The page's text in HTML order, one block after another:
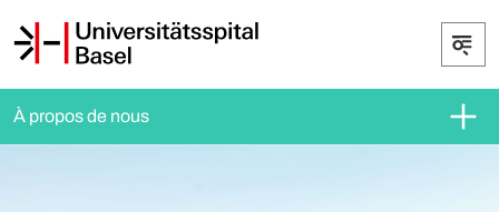
À propos de nous